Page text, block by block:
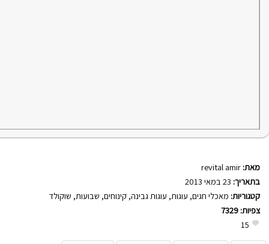
מאת: revital amir
בתאריך:
קטגוריות: מאכלי חגים, עוגות, עוגות גבינה, קינוחים, שבועות, שוקולד
צפיות: 7329
15